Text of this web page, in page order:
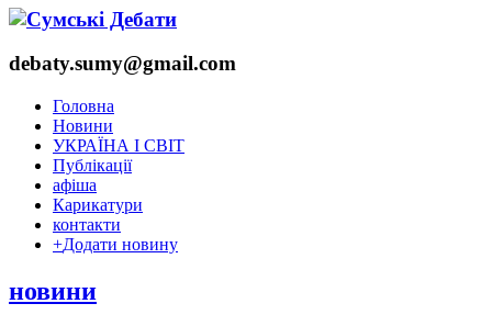
debaty.sumy@gmail.com
Головна
Новини
УКРАЇНА І СВІТ
Публікації
афіша
Карикатури
контакти
+Додати новину
новини